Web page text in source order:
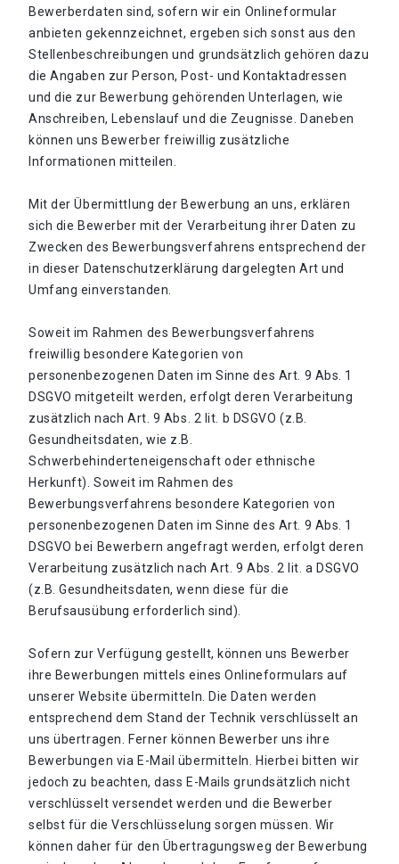
Bewerberdaten sind, sofern wir ein Onlineformular
anbieten gekennzeichnet, ergeben sich sonst aus den
Stellenbeschreibungen und grundsätzlich gehören dazu
die Angaben zur Person, Post- und Kontaktadressen
und die zur Bewerbung gehörenden Unterlagen, wie
Anschreiben, Lebenslauf und die Zeugnisse. Daneben
können uns Bewerber freiwillig zusätzliche
Informationen mitteilen.
Mit der Übermittlung der Bewerbung an uns, erklären
sich die Bewerber mit der Verarbeitung ihrer Daten zu
Zwecken des Bewerbungsverfahrens entsprechend der
in dieser Datenschutzerklärung dargelegten Art und
Umfang einverstanden.
Soweit im Rahmen des Bewerbungsverfahrens
freiwillig besondere Kategorien von
personenbezogenen Daten im Sinne des Art. 9 Abs. 1
DSGVO mitgeteilt werden, erfolgt deren Verarbeitung
zusätzlich nach Art. 9 Abs. 2 lit. b DSGVO (z.B.
Gesundheitsdaten, wie z.B.
Schwerbehinderteneigenschaft oder ethnische
Herkunft). Soweit im Rahmen des
Bewerbungsverfahrens besondere Kategorien von
personenbezogenen Daten im Sinne des Art. 9 Abs. 1
DSGVO bei Bewerbern angefragt werden, erfolgt deren
Verarbeitung zusätzlich nach Art. 9 Abs. 2 lit. a DSGVO
(z.B. Gesundheitsdaten, wenn diese für die
Berufsausübung erforderlich sind).
Sofern zur Verfügung gestellt, können uns Bewerber
ihre Bewerbungen mittels eines Onlineformulars auf
unserer Website übermitteln. Die Daten werden
entsprechend dem Stand der Technik verschlüsselt an
uns übertragen. Ferner können Bewerber uns ihre
Bewerbungen via E-Mail übermitteln. Hierbei bitten wir
jedoch zu beachten, dass E-Mails grundsätzlich nicht
verschlüsselt versendet werden und die Bewerber
selbst für die Verschlüsselung sorgen müssen. Wir
können daher für den Übertragungsweg der Bewerbung